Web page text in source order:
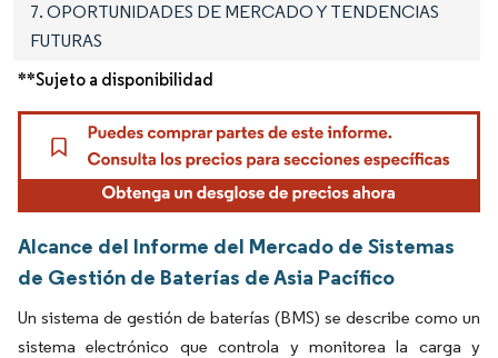
7. OPORTUNIDADES DE MERCADO Y TENDENCIAS
FUTURAS
**Sujeto a disponibilidad
Alcance del Informe del Mercado de Sistemas
de Gestión de Baterías de Asia Pacífico
Un sistema de gestión de baterías (BMS) se describe como un
sistema electrónico que controla y monitorea la carga y